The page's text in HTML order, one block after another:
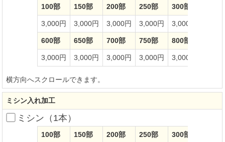
100部 150部 200部 250部 300部
3,000円 3,000円 3,000円 3,000円 3,000円
600部 650部 700部 750部 800部
3,000円 3,000円 3,000円 3,000円 3,000円
横方向へスクロールできます。
ミシン入れ加工
ミシン（1本）
100部 150部 200部 250部 300部